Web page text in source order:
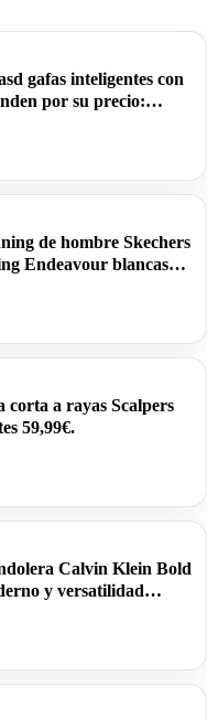
gafas inteligentes con
por su precio:
de hombre Skechers
Endeavour blancas
corta a rayas Scalpers
59,99€.
Calvin Klein Bold
y versatilidad